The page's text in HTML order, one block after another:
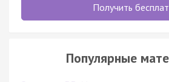
Получить
Популярные